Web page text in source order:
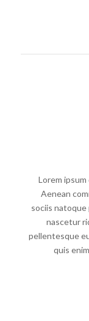
Lorem
Aenean
sociis
nascetur
pellentesque
quis